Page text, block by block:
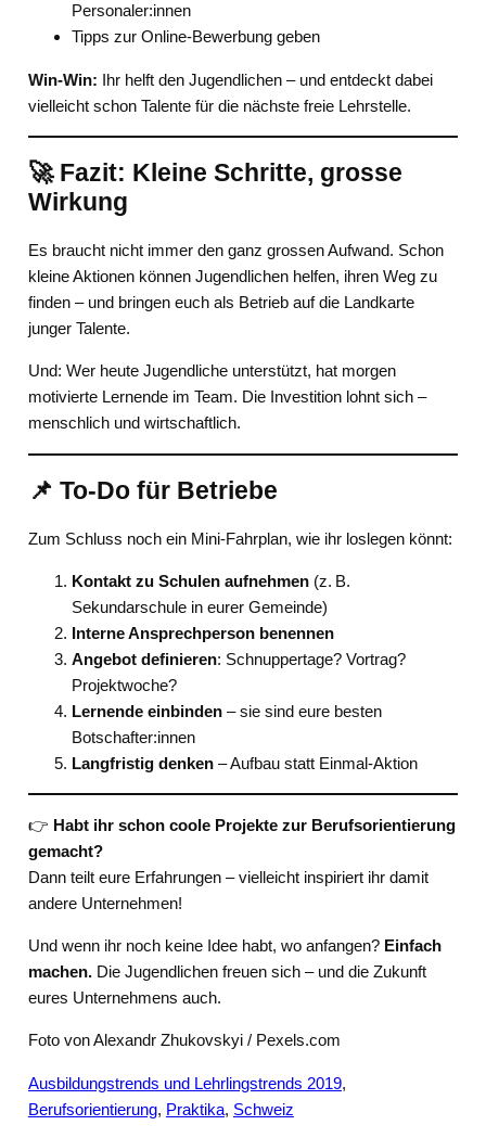
Personaler:innen
Tipps zur Online-Bewerbung geben
Win-Win: Ihr helft den Jugendlichen – und entdeckt dabei
vielleicht schon Talente für die nächste freie Lehrstelle.
🚀 Fazit: Kleine Schritte, grosse
Wirkung
Es braucht nicht immer den ganz grossen Aufwand. Schon
kleine Aktionen können Jugendlichen helfen, ihren Weg zu
finden – und bringen euch als Betrieb auf die Landkarte
junger Talente.
Und: Wer heute Jugendliche unterstützt, hat morgen
motivierte Lernende im Team. Die Investition lohnt sich –
menschlich und wirtschaftlich.
📌 To-Do für Betriebe
Zum Schluss noch ein Mini-Fahrplan, wie ihr loslegen könnt:
Kontakt zu Schulen aufnehmen(z. B.
Sekundarschule in eurer Gemeinde)
Interne Ansprechperson benennen
Angebot definieren: Schnuppertage? Vortrag?
Projektwoche?
Lernende einbinden– sie sind eure besten
Botschafter:innen
Langfristig denken– Aufbau statt Einmal-Aktion
👉 Habt ihr schon coole Projekte zur Berufsorientierung
gemacht?
Dann teilt eure Erfahrungen – vielleicht inspiriert ihr damit
andere Unternehmen!
Und wenn ihr noch keine Idee habt, wo anfangen? Einfach
machen.Die Jugendlichen freuen sich – und die Zukunft
eures Unternehmens auch.
Foto von Alexandr Zhukovskyi / Pexels.com
Ausbildungstrends und Lehrlingstrends 2019
Berufsorientierung, Praktika, Schweiz